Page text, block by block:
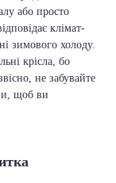
або просто
клімат-
зимового холоду.
крісла, бо
не забувайте
щоб ви